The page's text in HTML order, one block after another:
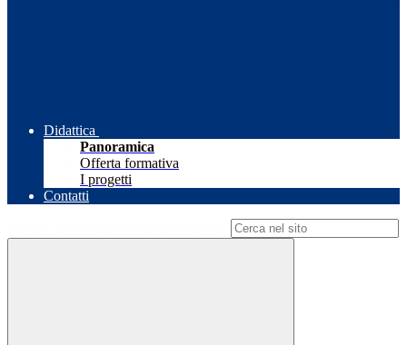
Didattica
Panoramica
Offerta formativa
I progetti
Contatti